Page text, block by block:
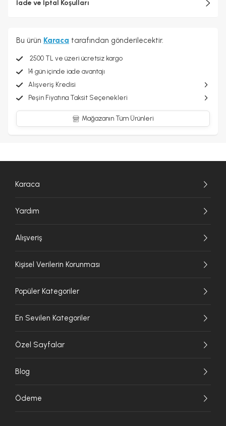
İade ve İptal Koşulları
Bu ürün Karaca tarafından gönderilecektir.
2500 TL ve üzeri ücretsiz kargo
14 gün içinde iade avantajı
Alışveriş Kredisi
Peşin Fiyatına Taksit Seçenekleri
Mağazanın Tüm Ürünleri
Karaca
Yardım
Alışveriş
Kişisel Verilerin Korunması
Popüler Kategoriler
En Sevilen Kategoriler
Özel Sayfalar
Blog
Ödeme